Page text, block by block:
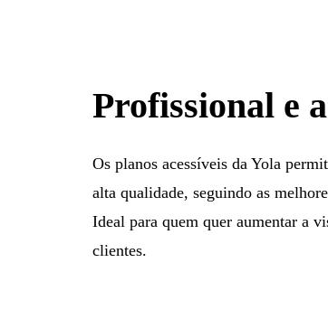
Profissional e
Os planos acessíveis da Yola
alta qualidade, seguindo as
Ideal para quem quer aumentar a
clientes.